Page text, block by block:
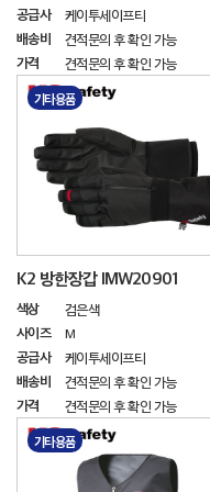
공급사 케이투세이프티
배송비 견적문의 후 확인 가능
가격 견적문의 후 확인 가능
기타용품
K2 방한장갑 IMW20901
색상 검은색
사이즈 M
공급사 케이투세이프티
배송비 견적문의 후 확인 가능
가격 견적문의 후 확인 가능
기타용품